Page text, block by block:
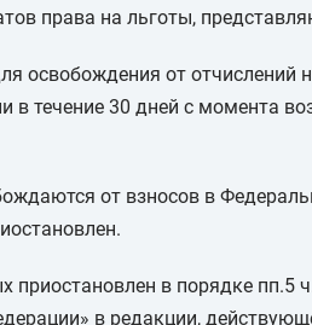
права на льготы,
освобождения от отчислений
в течение 30 дней с момента
от взносов в
приостановлен в порядке пп.5
в редакции,